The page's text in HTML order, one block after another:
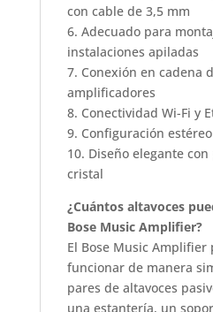
con cable de 3,5 mm
6. Adecuado para
instalaciones apiladas
7. Conexión en cadena
amplificadores
8. Conectividad Wi-Fi y
9. Configuración
10. Diseño elegante
cristal
¿Cuántos altavoces
Bose Music Amplifier?
El Bose Music Amplifier
funcionar de manera
pares de altavoces
una estantería, un